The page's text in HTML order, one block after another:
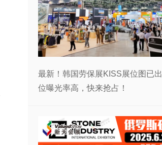
最新！韩国劳保展KISS展位图已
位曝光率高，快来抢占！